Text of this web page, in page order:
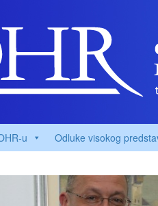
u Odluke visokog